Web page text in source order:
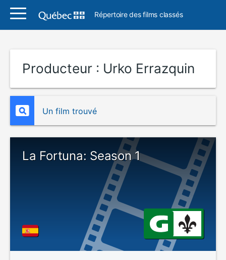
Répertoire des films classés
Producteur : Urko Errazquin
Un film trouvé
La Fortuna: Season 1